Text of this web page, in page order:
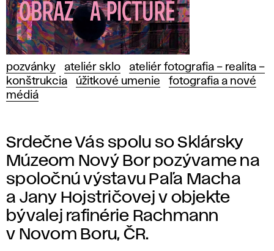
pozvánky ateliér sklo
ateliér fotografia – realita –
konštrukcia
úžitkové umenie
fotografia a nové
médiá
Srdečne Vás spolu so Sklársky
Múzeom Nový Bor pozývame na
spoločnú výstavu Paľa Macha
a Jany Hojstričovej v objekte
bývalej rafinérie Rachmann
v Novom Boru, ČR.